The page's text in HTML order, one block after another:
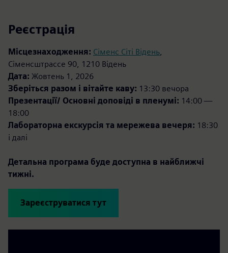
Реєстрація
Місцезнаходження: Сіменс Сіті Відень
Сіменсштрассе 90, 1210 Відень
Дата: Жовтень 1, 2026
Зберіться разом і вітайте каву: 13:30 вечора
Презентації/ Основні доповіді в пленумі: 14:00 —
18:00
Лабораторна екскурсія та мережева вечеря: 18:30
і далі
Детальна програма буде доступна в найближчі
тижні.
Зареєструватися тут